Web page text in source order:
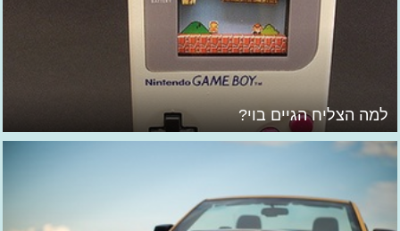
למה הצליח הגיים בוי?